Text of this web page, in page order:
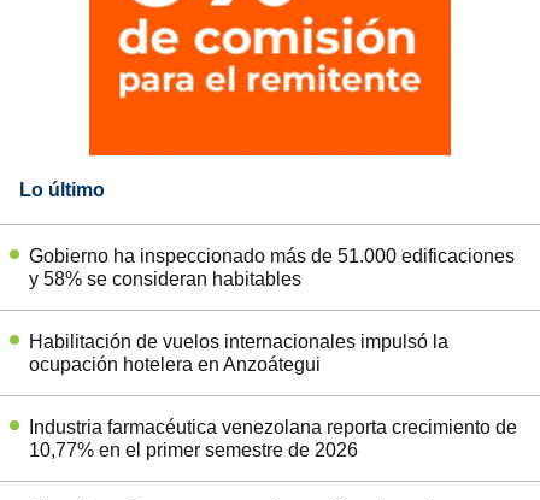
Lo último
Gobierno ha inspeccionado más de 51.000 edificaciones
y 58% se consideran habitables
Habilitación de vuelos internacionales impulsó la
ocupación hotelera en Anzoátegui
Industria farmacéutica venezolana reporta crecimiento de
10,77% en el primer semestre de 2026